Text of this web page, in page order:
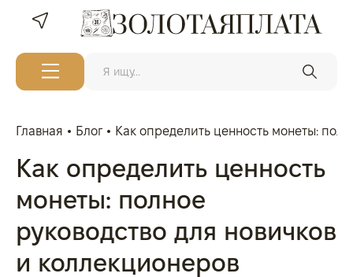
Главная Блог Как определить ценность монеты:
Как определить ценность
монеты: полное
руководство для новичков
и коллекционеров